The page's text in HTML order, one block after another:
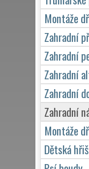
Montáže
Zahradní
Zahradní
Zahradní
Zahradní
Zahradní
Montáže
Dětská